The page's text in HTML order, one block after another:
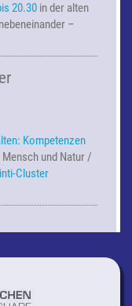
20.30 in der alten
–
Kompetenzen
und Natur /
Cluster